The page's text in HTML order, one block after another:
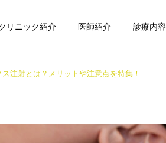
リニック紹介 医師紹介 診療内容
ワキ汗・ワキガ
注射とは？メリットや注意点を特集！